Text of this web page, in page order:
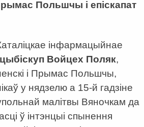
Польшчы і епіскапат
інфармацыйнае
Войцех Поляк,
і Прымас Польшчы,
у нядзелю а 15-й гадзіне
малітвы Вяночкам да
ў інтэнцыі спынення